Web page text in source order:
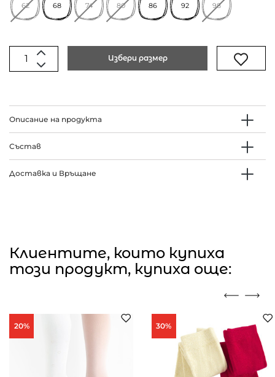
62 68 74 80 86 92 98
Избери размер
Описание на продукта
Състав
Доставка и Връщане
Клиентите, които купиха
този продукт, купиха още:
20% 30%